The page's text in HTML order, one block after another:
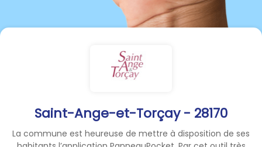
Saint-Ange-et-Torçay - 28170
La commune est heureuse de mettre à disposition de ses